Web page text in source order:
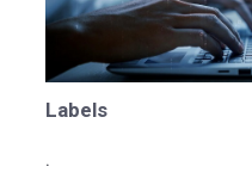
Labels
.